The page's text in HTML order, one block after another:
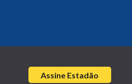
Assine Estadão